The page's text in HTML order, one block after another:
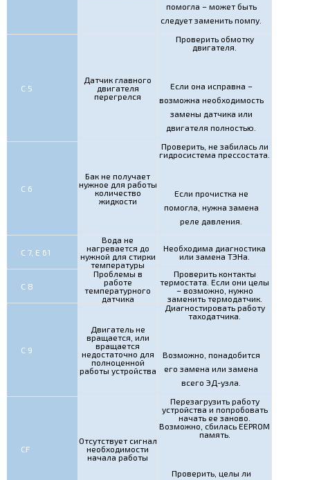
помогла – может быть
следует заменить помпу.
С 5
Датчик главного
двигателя
перегрелся
Проверить обмотку
двигателя.
Если она исправна –
возможна необходимость
замены датчика или
двигателя полностью.
С 6
Бак не получает
нужное для работы
количество
жидкости
Проверить, не забилась ли
гидросистема прессостата.
Если прочистка не
помогла, нужна замена
реле давления.
С 7, Е 61
Вода не
нагревается до
нужной для стирки
температуры
Необходима диагностика
или замена ТЭНа.
С 8
Проблемы в
работе
температурного
датчика
Проверить контакты
термостата. Если они целы
– возможно, нужно
заменить термодатчик.
С 9
Двигатель не
вращается, или
вращается
недостаточно для
полноценной
работы устройства
Диагностировать работу
таходатчика.
Возможно, понадобится
его замена или замена
всего ЭД-узла.
CF
Отсутствует сигнал
необходимости
начала работы
Перезагрузить работу
устройства и попробовать
начать ее заново.
Возможно, сбилась EEPROM
память.
Проверить, целы ли